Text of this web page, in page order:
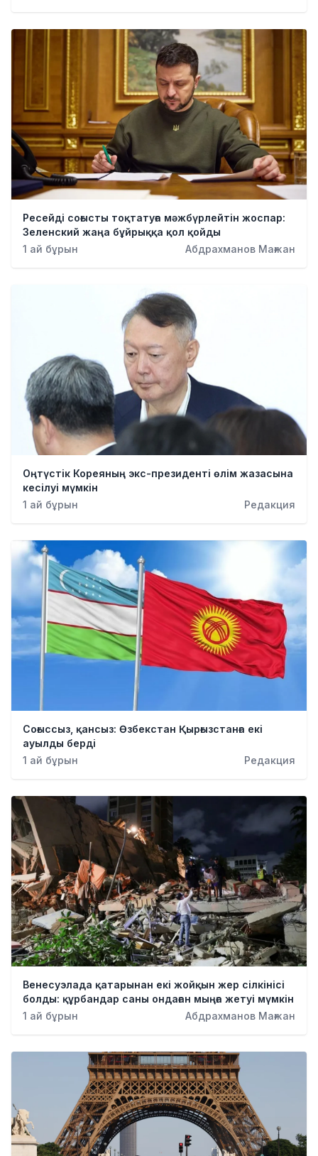
Ресейді соғысты тоқтатуға мәжбүрлейтін жоспар:
Зеленский жаңа бұйрыққа қол қойды
1 ай бұрын
Абдрахманов Мағжан
Оңтүстік Кореяның экс-президенті өлім жазасына
кесілуі мүмкін
1 ай бұрын
Редакция
Соғыссыз, қансыз: Өзбекстан Қырғызстанға екі
ауылды берді
1 ай бұрын
Редакция
Венесуэлада қатарынан екі жойқын жер сілкінісі
болды: құрбандар саны ондаған мыңға жетуі мүмкін
1 ай бұрын
Абдрахманов Мағжан